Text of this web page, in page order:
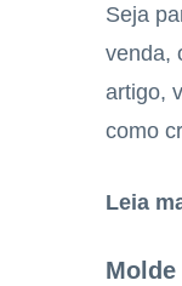
Seja
venda,
artigo,
como
Leia